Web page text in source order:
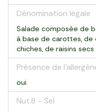
Dénomination légale
Salade composée de
à base de carottes, de
chiches, de raisins
Présence de
oui
Nut.8 - Sel